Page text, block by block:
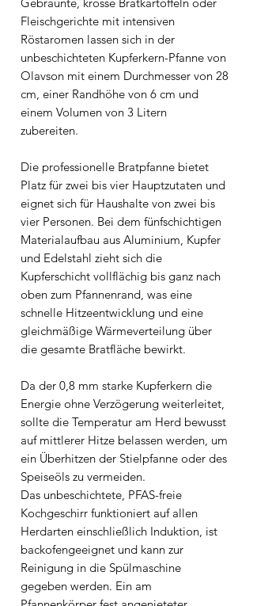
Fleischgerichte mit intensiven
Röstaromen lassen sich in der
unbeschichteten Kupferkern-Pfanne von
Olavson mit einem Durchmesser von 28
cm, einer Randhöhe von 6 cm und
einem Volumen von 3 Litern
zubereiten.
Die professionelle Bratpfanne bietet
Platz für zwei bis vier Hauptzutaten und
eignet sich für Haushalte von zwei bis
vier Personen. Bei dem fünfschichtigen
Materialaufbau aus Aluminium, Kupfer
und Edelstahl zieht sich die
Kupferschicht vollflächig bis ganz nach
oben zum Pfannenrand, was eine
schnelle Hitzeentwicklung und eine
gleichmäßige Wärmeverteilung über
die gesamte Bratfläche bewirkt.
Da der 0,8 mm starke Kupferkern die
Energie ohne Verzögerung weiterleitet,
sollte die Temperatur am Herd bewusst
auf mittlerer Hitze belassen werden, um
ein Überhitzen der Stielpfanne oder des
Speiseöls zu vermeiden.
Das unbeschichtete, PFAS-freie
Kochgeschirr funktioniert auf allen
Herdarten einschließlich Induktion, ist
backofengeeignet und kann zur
Reinigung in die Spülmaschine
gegeben werden. Ein am